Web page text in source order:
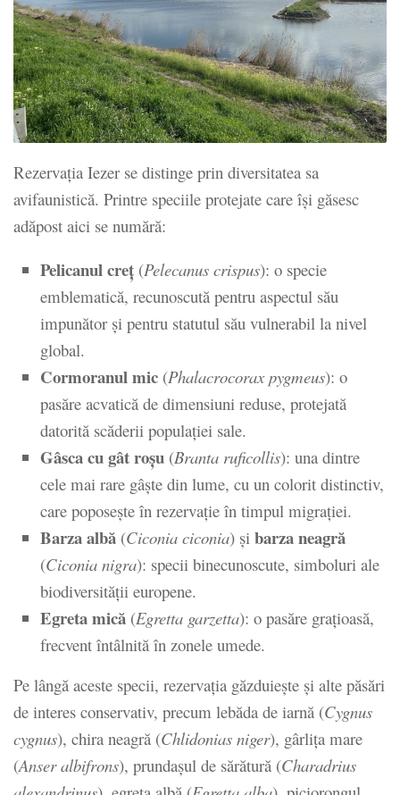
Rezervația Iezer se distinge prin diversitatea sa
avifaunistică. Printre speciile protejate care își găsesc
adăpost aici se numără:
Pelicanul creț (Pelecanus crispus): o specie
emblematică, recunoscută pentru aspectul său
impunător și pentru statutul său vulnerabil la nivel
global.
Cormoranul mic (Phalacrocorax pygmeus): o
pasăre acvatică de dimensiuni reduse, protejată
datorită scăderii populației sale.
Gâsca cu gât roșu (Branta ruficollis): una dintre
cele mai rare gâște din lume, cu un colorit distinctiv,
care poposește în rezervație în timpul migrației.
Barza albă (Ciconia ciconia) și barza neagră
(Ciconia nigra): specii binecunoscute, simboluri ale
biodiversității europene.
Egreta mică (Egretta garzetta): o pasăre grațioasă,
frecvent întâlnită în zonele umede.
Pe lângă aceste specii, rezervația găzduiește și alte păsări
de interes conservativ, precum lebăda de iarnă (Cygnus
cygnus), chira neagră (Chlidonias niger), gârlița mare
(Anser albifrons), prundașul de sărătură (Charadrius